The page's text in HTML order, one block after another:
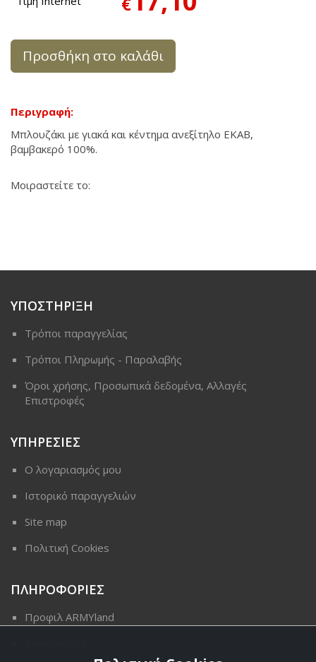
Προσθήκη στο καλάθι
Περιγραφή:
Μπλουζάκι με γιακά και κέντημα ανεξίτηλο ΕΚΑΒ,
βαμβακερό 100%.
Μοιραστείτε το:
ΥΠΟΣΤΗΡΙΞΗ
Τρόποι παραγγελίας
Τρόποι Πληρωμής - Παραλαβής
Όροι χρήσης, Προσωπικά δεδομένα, Αλλαγές
Επιστροφές
ΥΠΗΡΕΣΙΕΣ
Ο λογαριασμός μου
Ιστορικό παραγγελιών
Site map
Πολιτική Cookies
ΠΛΗΡΟΦΟΡΙΕΣ
Προφιλ ARMYland